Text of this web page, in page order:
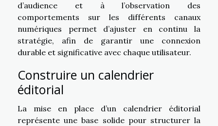
d’audience et à l’observation des
comportements sur les différents canaux
numériques permet d’ajuster en continu la
stratégie, afin de garantir une connexion
durable et significative avec chaque utilisateur.
Construire un calendrier
éditorial
La mise en place d’un calendrier éditorial
représente une base solide pour structurer la